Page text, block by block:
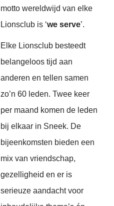
motto wereldwijd van elke
Lionsclub is ‘we serve’.
Elke Lionsclub besteedt
belangeloos tijd aan
anderen en tellen samen
zo’n 60 leden. Twee keer
per maand komen de leden
bij elkaar in Sneek. De
bijeenkomsten bieden een
mix van vriendschap,
gezelligheid en er is
serieuze aandacht voor